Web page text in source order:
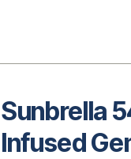
Sunbrella
Infused